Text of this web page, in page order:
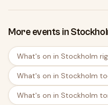
More events in
What's on in Stockholm
What's on in Stockholm
What's on in Stockholm